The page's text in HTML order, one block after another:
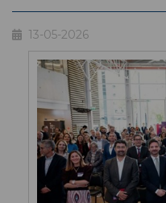
13-05-2026